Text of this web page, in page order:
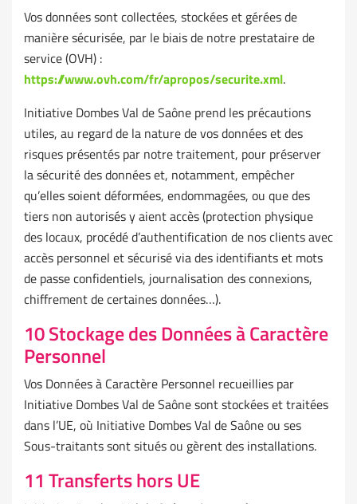
Vos données sont collectées, stockées et gérées de
manière sécurisée, par le biais de notre prestataire de
service (OVH) :
https://www.ovh.com/fr/apropos/securite.xml.
Initiative Dombes Val de Saône prend les précautions
utiles, au regard de la nature de vos données et des
risques présentés par notre traitement, pour préserver
la sécurité des données et, notamment, empêcher
qu’elles soient déformées, endommagées, ou que des
tiers non autorisés y aient accès (protection physique
des locaux, procédé d’authentification de nos clients avec
accès personnel et sécurisé via des identifiants et mots
de passe confidentiels, journalisation des connexions,
chiffrement de certaines données…).
10 Stockage des Données à Caractère
Personnel
Vos Données à Caractère Personnel recueillies par
Initiative Dombes Val de Saône sont stockées et traitées
dans l’UE, où Initiative Dombes Val de Saône ou ses
Sous-traitants sont situés ou gèrent des installations.
11 Transferts hors UE